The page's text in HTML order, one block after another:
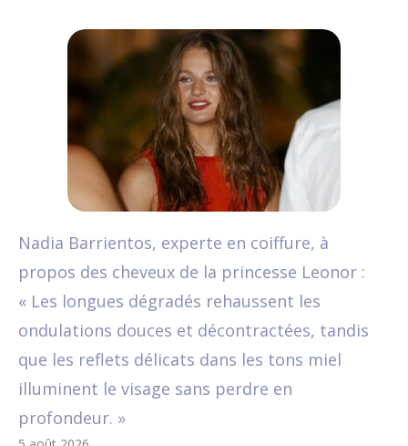
Nadia Barrientos, experte en coiffure, à
propos des cheveux de la princesse Leonor :
« Les longues dégradés rehaussent les
ondulations douces et décontractées, tandis
que les reflets délicats dans les tons miel
illuminent le visage sans perdre en
profondeur. »